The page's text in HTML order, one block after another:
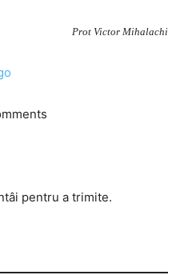
Prot Victor Mihalachi
pentru a trimite.